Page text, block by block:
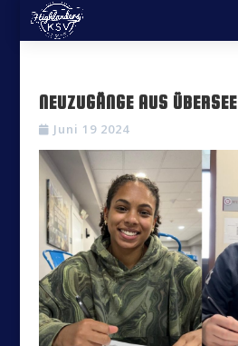
NEUZUGÄNGE AUS ÜBERSEE
Juni 19 2024